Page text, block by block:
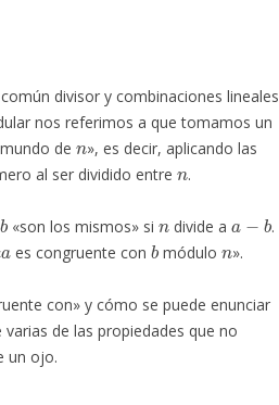
divisor y combinaciones lineales
nos referimos a que tomamos un
de
n
», es decir, aplicando las
al ser dividido entre
n
.
b
«son los mismos» si divide a
.
a
es congruente con
b
módulo
n
».
con» y cómo se puede enunciar
de las propiedades que no
un ojo.